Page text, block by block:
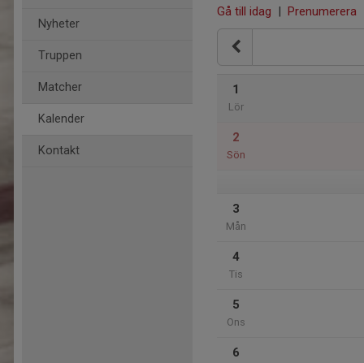
Nyheter
Truppen
Matcher
Kalender
Kontakt
Gå till idag | Prenumerera
1
Lör
2
Sön
3
Mån
4
Tis
5
Ons
6